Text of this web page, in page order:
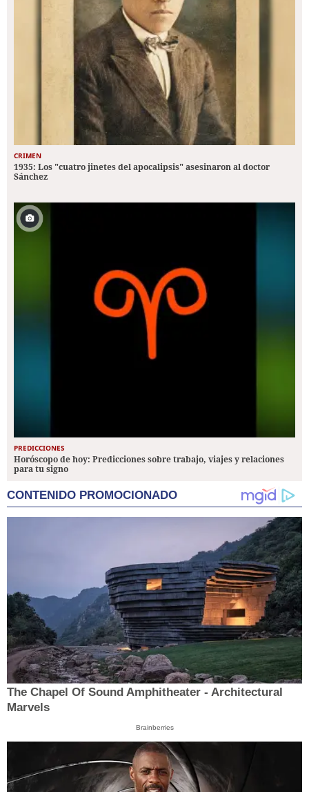
CRIMEN
1935: Los "cuatro jinetes del apocalipsis" asesinaron al doctor
Sánchez
PREDICCIONES
Horóscopo de hoy: Predicciones sobre trabajo, viajes y relaciones
para tu signo
CONTENIDO PROMOCIONADO
The Chapel Of Sound Amphitheater - Architectural
Marvels
Brainberries